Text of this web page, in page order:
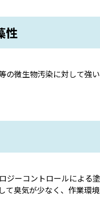
性
の微生物汚染に対して強
ジーコントロールによる
て臭気が少なく、作業環境